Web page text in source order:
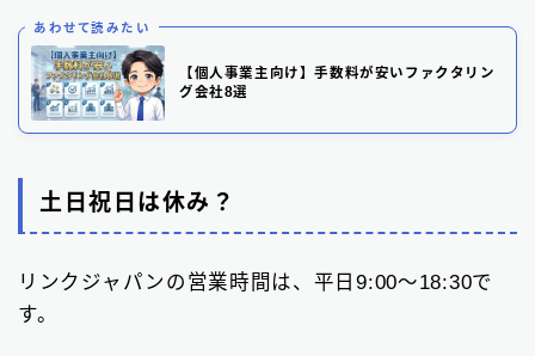
あわせて読みたい
【個人事業主向け】手数料が安いファクタリン
グ会社8選
土日祝日は休み？
リンクジャパンの営業時間は、平日9:00〜18:30で
す。